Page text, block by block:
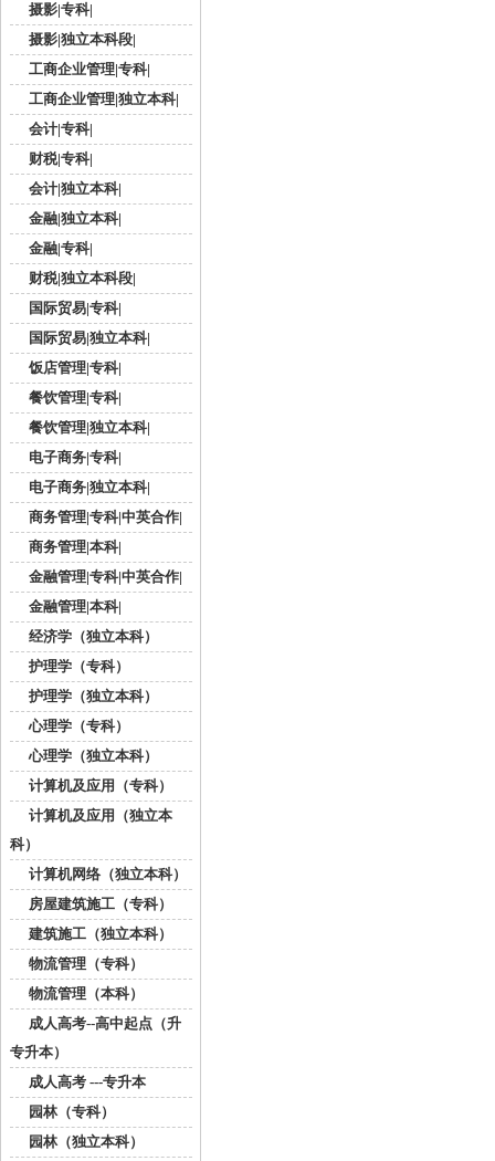
摄影|专科|
摄影|独立本科段|
工商企业管理|专科|
工商企业管理|独立本科|
会计|专科|
财税|专科|
会计|独立本科|
金融|独立本科|
金融|专科|
财税|独立本科段|
国际贸易|专科|
国际贸易|独立本科|
饭店管理|专科|
餐饮管理|专科|
餐饮管理|独立本科|
电子商务|专科|
电子商务|独立本科|
商务管理|专科|中英合作|
商务管理|本科|
金融管理|专科|中英合作|
金融管理|本科|
经济学（独立本科）
护理学（专科）
护理学（独立本科）
心理学（专科）
心理学（独立本科）
计算机及应用（专科）
计算机及应用（独立本
科）
计算机网络（独立本科）
房屋建筑施工（专科）
建筑施工（独立本科）
物流管理（专科）
物流管理（本科）
成人高考--高中起点（升
专升本）
成人高考 ---专升本
园林（专科）
园林（独立本科）